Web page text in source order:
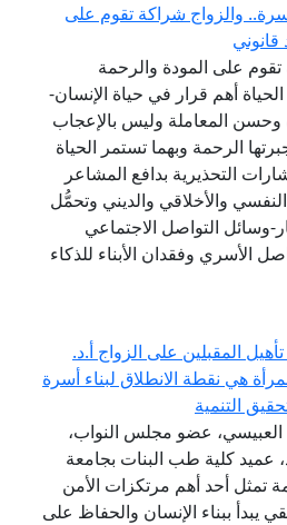
والزواج شراكة تقوم على
تقوم على المودة والرحمة
أهم قرار في حياة الإنسان-
وحسن المعاملة وليس بالإعجاب
الرحمة وبهما تستمر الحياة
التحذيرية بدافع المشاعر
النفسي والأخلاقي والديني وتحمُّل
وسائل التواصل الاجتماعي
وفقدان الأبناء للذكاء
المقبلين على الزواج أ.د.
هي نقطة الانطلاق لبناء أسرة
التنمية
العبيسي، عضو مجلس النواب،
عميد كلية طب البنات بجامعة
تمثل أحد أهم مرتكزات الأمن
يبدأ ببناء الإنسان والحفاظ على